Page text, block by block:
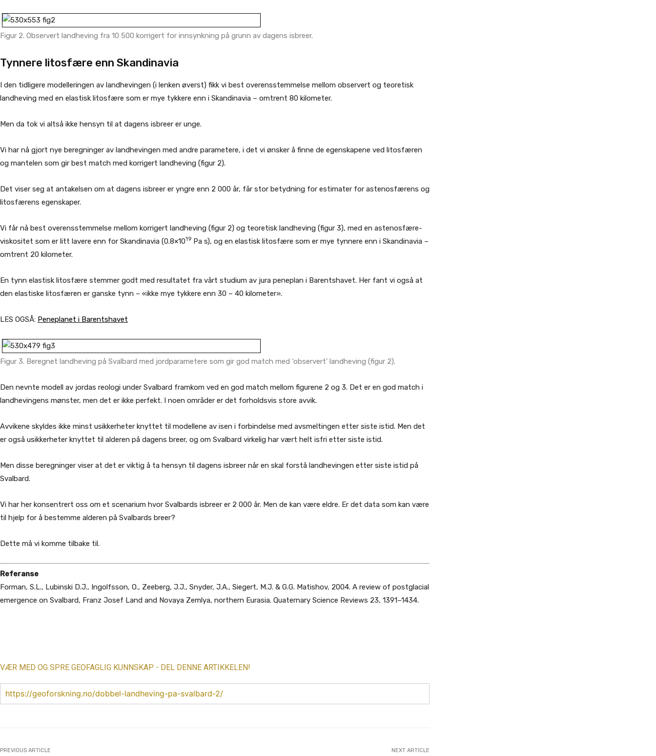
Figur 2. Observert landheving fra 10 500 korrigert for innsynkning på grunn av dagens isbreer.
Tynnere litosfære enn Skandinavia
I den tidligere modelleringen av landhevingen (i lenken øverst) fikk vi best overensstemmelse mellom observert og teoretisk
landheving med en elastisk litosfære som er mye tykkere enn i Skandinavia – omtrent 80 kilometer.
Men da tok vi altså ikke hensyn til at dagens isbreer er unge.
Vi har nå gjort nye beregninger av landhevingen med andre parametere, i det vi ønsker å finne de egenskapene ved litosfæren
og mantelen som gir best match med korrigert landheving (figur 2).
Det viser seg at antakelsen om at dagens isbreer er yngre enn 2 000 år, får stor betydning for estimater for astenosfærens og
litosfærens egenskaper.
Vi får nå best overensstemmelse mellom korrigert landheving (figur 2) og teoretisk landheving (figur 3), med en astenosfære-
viskositet som er litt lavere enn for Skandinavia (0.8×1019 Pa s), og en elastisk litosfære som er mye tynnere enn i Skandinavia –
omtrent 20 kilometer.
En tynn elastisk litosfære stemmer godt med resultatet fra vårt studium av jura peneplan i Barentshavet. Her fant vi også at
den elastiske litosfæren er ganske tynn – «ikke mye tykkere enn 30 – 40 kilometer».
LES OGSÅ: Peneplanet i Barentshavet
Figur 3. Beregnet landheving på Svalbard med jordparametere som gir god match med ‘observert’ landheving (figur 2).
Den nevnte modell av jordas reologi under Svalbard framkom ved en god match mellom figurene 2 og 3. Det er en god match i
landhevingens mønster, men det er ikke perfekt. I noen områder er det forholdsvis store avvik.
Avvikene skyldes ikke minst usikkerheter knyttet til modellene av isen i forbindelse med avsmeltingen etter siste istid. Men det
er også usikkerheter knyttet til alderen på dagens breer, og om Svalbard virkelig har vært helt isfri etter siste istid.
Men disse beregninger viser at det er viktig å ta hensyn til dagens isbreer når en skal forstå landhevingen etter siste istid på
Svalbard.
Vi har her konsentrert oss om et scenarium hvor Svalbards isbreer er 2 000 år. Men de kan være eldre. Er det data som kan være
til hjelp for å bestemme alderen på Svalbards breer?
Dette må vi komme tilbake til.
Referanse
Forman, S.L., Lubinski D.J., Ingolfsson, O., Zeeberg, J.J., Snyder, J.A., Siegert, M.J. & G.G. Matishov, 2004. A review of postglacial
emergence on Svalbard, Franz Josef Land and Novaya Zemlya, northern Eurasia. Quaternary Science Reviews 23, 1391–1434.
VÆR MED OG SPRE GEOFAGLIG KUNNSKAP - DEL DENNE ARTIKKELEN!
https://geoforskning.no/dobbel-landheving-pa-svalbard-2/
PREVIOUS ARTICLE NEXT ARTICLE